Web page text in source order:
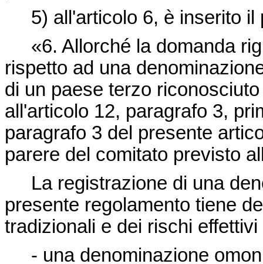
5) all'articolo 6, è inserito
«6. Allorché la domanda
rispetto ad una
di un paese terzo
all'articolo 12, paragrafo 3,
paragrafo 3 del presente
parere del comitato previsto
La registrazione di una
presente regolamento tiene
tradizionali e dei rischi
- una denominazione